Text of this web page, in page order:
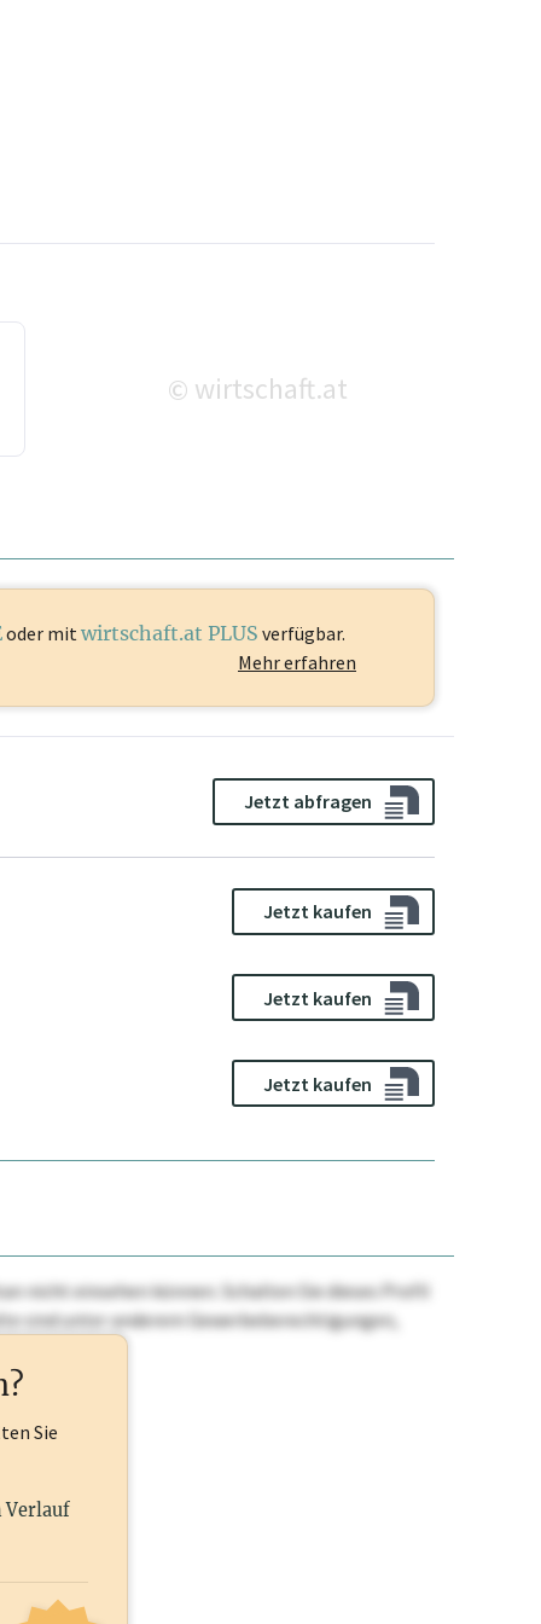
© wirtschaft.at
oder mit wirtschaft.at PLUS verfügbar.
Mehr erfahren
Jetzt abfragen
Jetzt kaufen
Jetzt kaufen
Jetzt kaufen
nicht einsehen können. Schalten Sie dieses Profil
sind unter anderem Gewerbeberechtigungen,
Sie
Verlauf